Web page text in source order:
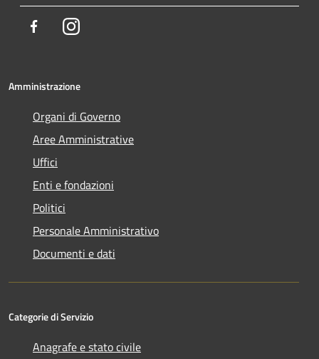
FacebookInstagram
Amministrazione
Organi di Governo
Aree Amministrative
Uffici
Enti e fondazioni
Politici
Personale Amministrativo
Documenti e dati
Categorie di Servizio
Anagrafe e stato civile